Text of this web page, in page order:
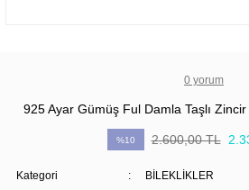
0 yorum
925 Ayar Gümüş Ful Damla Taşlı
%10 2.600,00 TL
Kategori
BİLEKLİKLER